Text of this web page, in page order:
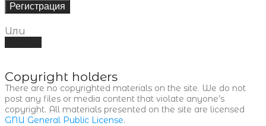
Регистрация
Или
Copyright holders
There are no copyrighted materials on the site. We do not
post any files or media content that violate anyone’s
copyright. All materials presented on the site are licensed
GNU General Public License.